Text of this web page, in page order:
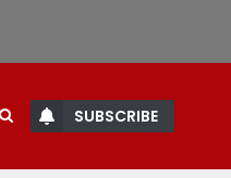
SUBSCRIBE